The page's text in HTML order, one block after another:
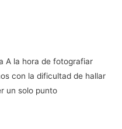
A la hora de fotografiar
con la dificultad de hallar
un solo punto